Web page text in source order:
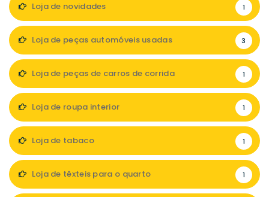
Loja de novidades 1
Loja de peças automóveis usadas 3
Loja de peças de carros de corrida 1
Loja de roupa interior 1
Loja de tabaco 1
Loja de têxteis para o quarto 1